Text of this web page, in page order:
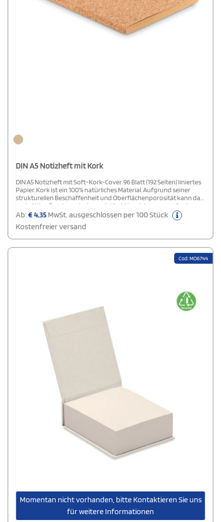
DIN A5 Notizheft mit Kork
DIN A5 Notizheft mit Soft-Kork-Cover. 96 Blatt (192 Seiten) liniertes
Papier. Kork ist ein 100% natürliches Material. Aufgrund seiner
strukturellen Beschaffenheit und Oberflächenporosität kann das
endgültige Druckergebnis pro Artikel Abweichungen aufweisen.
Ab:€4,35 MwSt. ausgeschlossen per 100 Stück
Kostenfreier versand
Cod: MO6744
Momentan nicht vorhanden, bitte Kontaktieren Sie uns
für weitere Informationen